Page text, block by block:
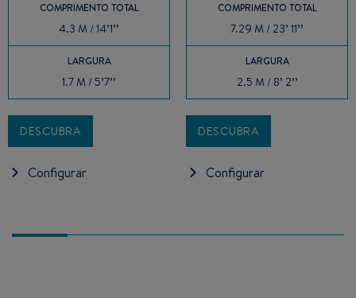
COMPRIMENTO TOTAL
4.3 M / 14’1’’
LARGURA
1.7 M / 5’7’’
DESCUBRA
Configurar
COMPRIMENTO TOTAL
7.29 M / 23’ 11’’
LARGURA
2.5 M / 8’ 2’’
DESCUBRA
Configurar